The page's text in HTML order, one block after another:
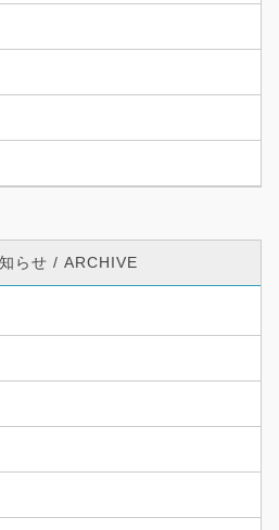
らせ / ARCHIVE